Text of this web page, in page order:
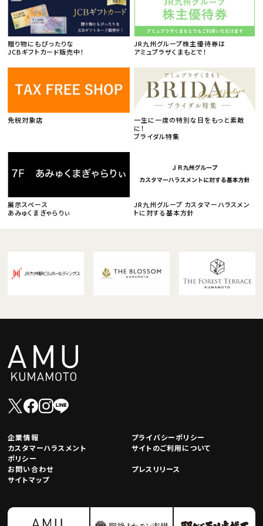
贈り物にもぴったりな
JCBギフトカード販売中！
JR九州グループ株主優待券は
アミュプラザくまもとで！
免税対象店
一生に一度の特別な日をもっと素敵
に！
ブライダル特集
展示スペース
あみゅくまぎゃらりぃ
JR九州グループ カスタマーハラスメン
トに対する基本方針
企業情報
プライバシーポリシー
カスタマーハラスメント
ポリシー
サイトのご利用について
お問い合わせ
プレスリリース
サイトマップ